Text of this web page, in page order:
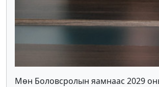
Мөн Боловсролын яамнаас 2029